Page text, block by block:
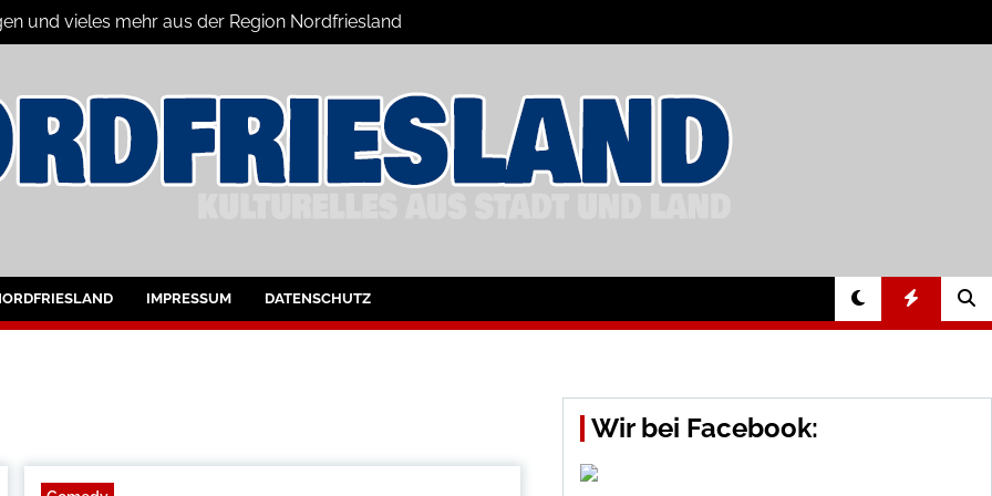
und vieles mehr aus der Region Nordfriesland
für Nordfriesland und Husum
IMPRESSUM DATENSCHUTZ
Wir bei Facebook: